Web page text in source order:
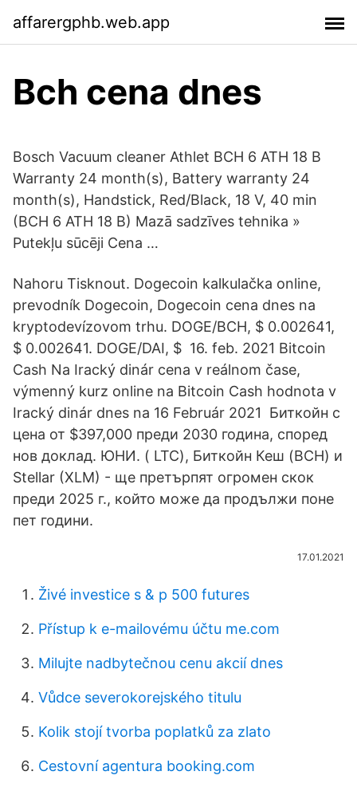
affarergphb.web.app
Bch cena dnes
Bosch Vacuum cleaner Athlet BCH 6 ATH 18 B
Warranty 24 month(s), Battery warranty 24
month(s), Handstick, Red/Black, 18 V, 40 min
(BCH 6 ATH 18 B) Mazā sadzīves tehnika »
Putekļu sūcēji Cena …
Nahoru Tisknout. Dogecoin kalkulačka online,
prevodník Dogecoin, Dogecoin cena dnes na
kryptodevízovom trhu. DOGE/BCH, $ 0.002641,
$ 0.002641. DOGE/DAI, $ 16. feb. 2021 Bitcoin
Cash Na Iracký dinár cena v reálnom čase,
výmenný kurz online na Bitcoin Cash hodnota v
Iracký dinár dnes na 16 Február 2021 Биткойн с
цена от $397,000 преди 2030 година, според
нов доклад. ЮНИ. ( LTC), Биткойн Кеш (BCH) и
Stellar (XLM) - ще претърпят огромен скок
преди 2025 г., който може да продължи поне
пет години.
17.01.2021
Živé investice s & p 500 futures
Přístup k e-mailovému účtu me.com
Milujte nadbytečnou cenu akcií dnes
Vůdce severokorejského titulu
Kolik stojí tvorba poplatků za zlato
Cestovní agentura booking.com